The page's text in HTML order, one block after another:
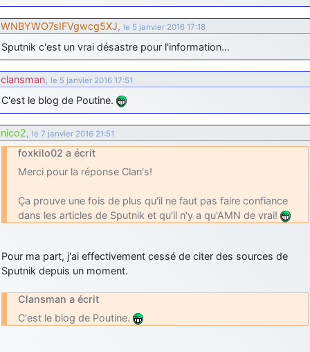
WNBYWO7sIFVgwcg5XJ, le 5 janvier 2016 17:18
Sputnik c'est un vrai désastre pour l'information…
clansman, le 5 janvier 2016 17:51
C'est le blog de Poutine.
nico2, le 7 janvier 2016 21:51
foxkilo02 a écrit
Merci pour la réponse Clan's!
Ça prouve une fois de plus qu'il ne faut pas faire confiance
dans les articles de Sputnik et qu'il n'y a qu'AMN de vrai!
Pour ma part, j'ai effectivement cessé de citer des sources de
Sputnik depuis un moment.
Clansman a écrit
C'est le blog de Poutine.